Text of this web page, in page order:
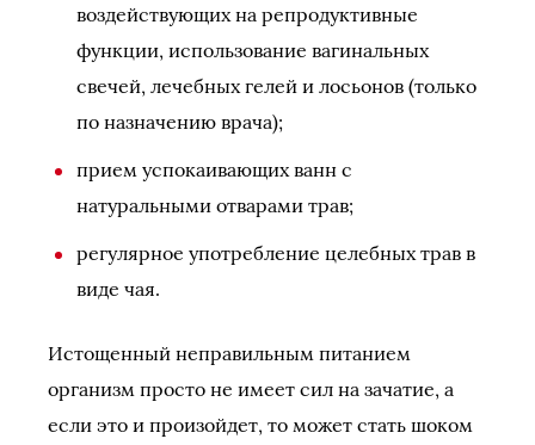
воздействующих на репродуктивные
функции, использование вагинальных
свечей, лечебных гелей и лосьонов (только
по назначению врача);
прием успокаивающих ванн с
натуральными отварами трав;
регулярное употребление целебных трав в
виде чая.
Истощенный неправильным питанием
организм просто не имеет сил на зачатие, а
если это и произойдет, то может стать шоком